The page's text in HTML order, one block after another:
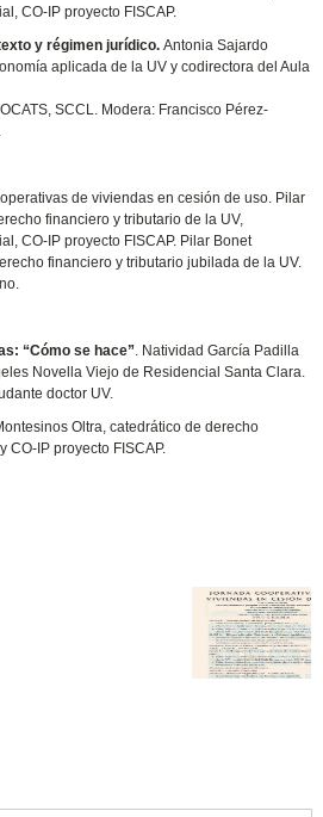
CO-IP proyecto FISCAP.
y régimen jurídico.Antonia Sajardo
aplicada de la UV y codirectora del Aula
SCCL. Modera: Francisco Pérez-
de viviendas en cesión de uso. Pilar
financiero y tributario de la UV,
CO-IP proyecto FISCAP. Pilar Bonet
financiero y tributario jubilada de la UV.
“Cómo se hace” . Natividad García Padilla
Novella Viejo de Residencial Santa Clara.
doctor UV.
Oltra, catedrático de derecho
CO-IP proyecto FISCAP.